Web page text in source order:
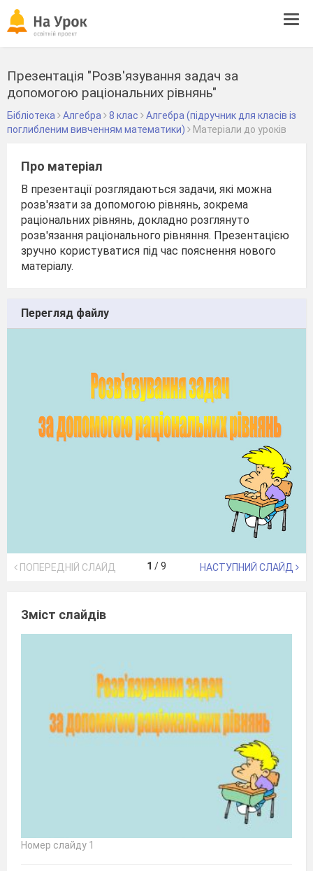
Презентація "Розв'язування задач за
допомогою раціональних рівнянь"
Бібліотека Алгебра 8 клас
Алгебра (підручник для класів із
поглибленим вивченням математики)
Матеріали до уроків
Про матеріал
В презентації розглядаються задачи, які можна
розв'язати за допомогою рівнянь, зокрема
раціональних рівнянь, докладно розглянуто
розв'язання раціонального рівняння. Презентацією
зручно користуватися під час пояснення нового
матеріалу.
Перегляд файлу
ПОПЕРЕДНІЙ СЛАЙД 1 /9 НАСТУПНИЙ СЛАЙД
Зміст слайдів
Номер слайду 1